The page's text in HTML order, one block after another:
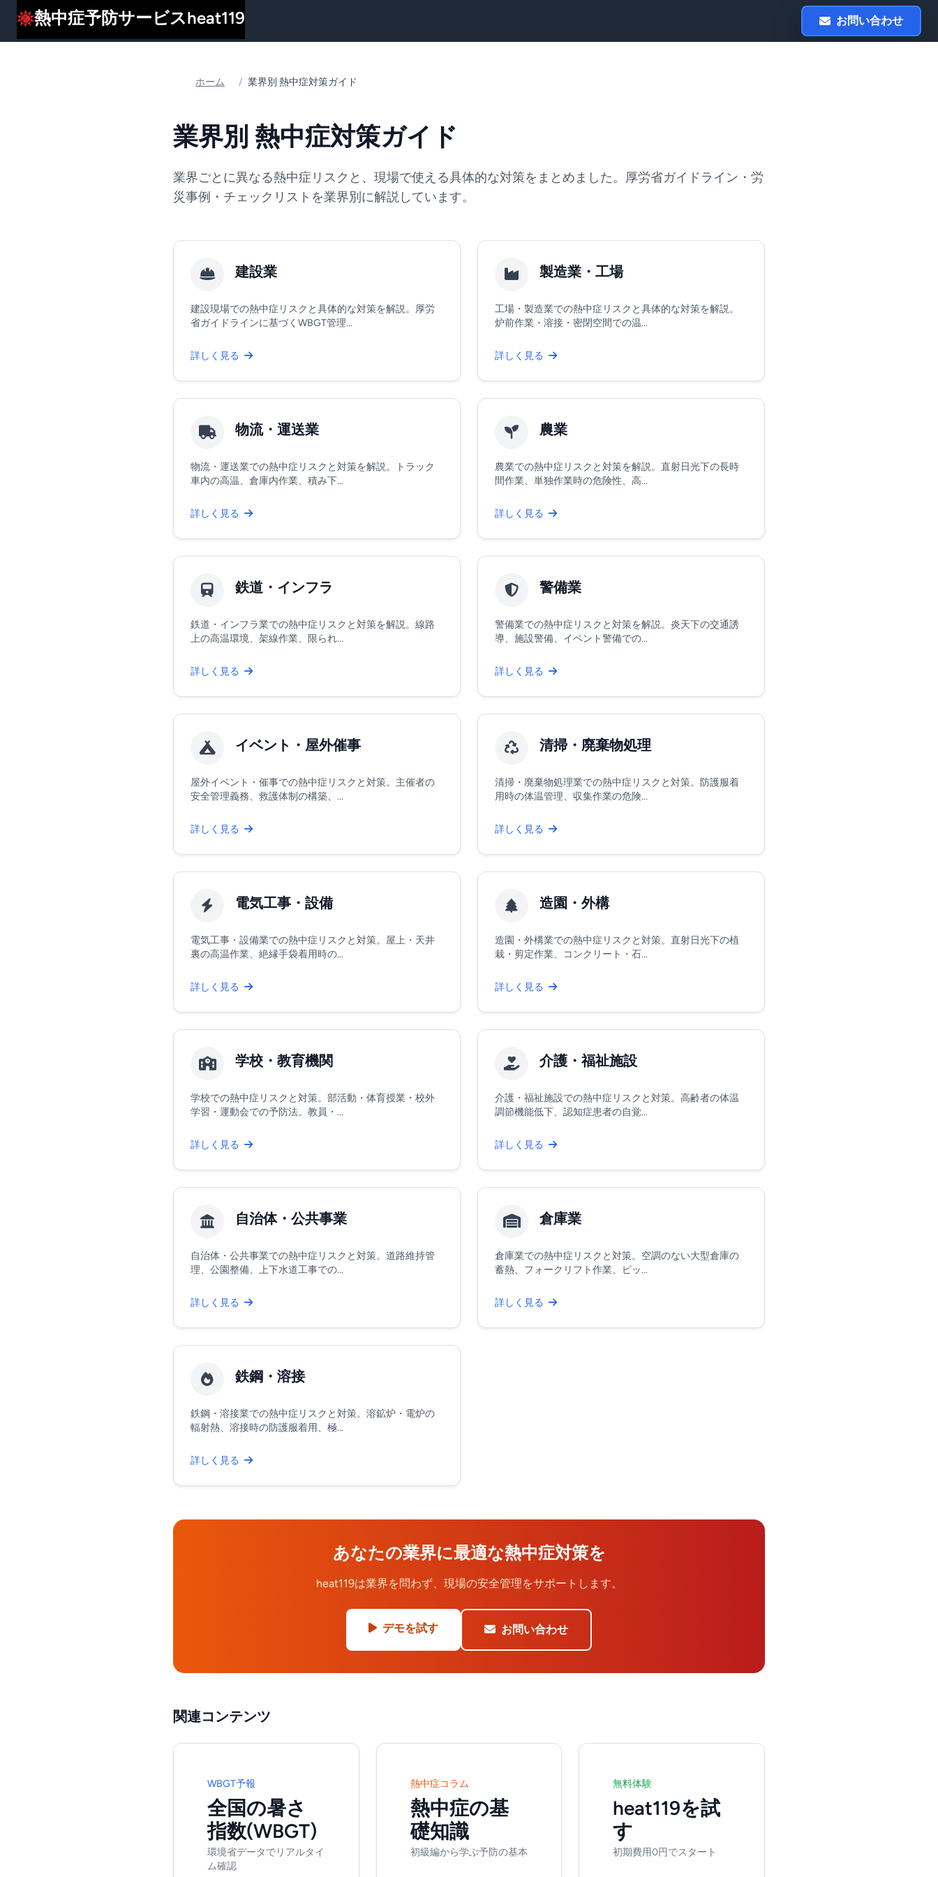
熱中症予防サービスheat119 お問い合わせ
ホーム / 業界別 熱中症対策ガイド
業界別 熱中症対策ガイド
業界ごとに異なる熱中症リスクと、現場で使える具体的な対策をまとめました。厚労省ガイドライン・労
災事例・チェックリストを業界別に解説しています。
建設業
建設現場での熱中症リスクと具体的な対策を解説。厚労
省ガイドラインに基づくWBGT管理...
詳しく見る
製造業・工場
工場・製造業での熱中症リスクと具体的な対策を解説。
炉前作業・溶接・密閉空間での温...
詳しく見る
物流・運送業
物流・運送業での熱中症リスクと対策を解説。トラック
車内の高温、倉庫内作業、積み下...
詳しく見る
農業
農業での熱中症リスクと対策を解説。直射日光下の長時
間作業、単独作業時の危険性、高...
詳しく見る
鉄道・インフラ
鉄道・インフラ業での熱中症リスクと対策を解説。線路
上の高温環境、架線作業、限られ...
詳しく見る
警備業
警備業での熱中症リスクと対策を解説。炎天下の交通誘
導、施設警備、イベント警備での...
詳しく見る
イベント・屋外催事
屋外イベント・催事での熱中症リスクと対策。主催者の
安全管理義務、救護体制の構築、...
詳しく見る
清掃・廃棄物処理
清掃・廃棄物処理業での熱中症リスクと対策。防護服着
用時の体温管理、収集作業の危険...
詳しく見る
電気工事・設備
電気工事・設備業での熱中症リスクと対策。屋上・天井
裏の高温作業、絶縁手袋着用時の...
詳しく見る
造園・外構
造園・外構業での熱中症リスクと対策。直射日光下の植
栽・剪定作業、コンクリート・石...
詳しく見る
学校・教育機関
学校での熱中症リスクと対策。部活動・体育授業・校外
学習・運動会での予防法。教員・...
詳しく見る
介護・福祉施設
介護・福祉施設での熱中症リスクと対策。高齢者の体温
調節機能低下、認知症患者の自覚...
詳しく見る
自治体・公共事業
自治体・公共事業での熱中症リスクと対策。道路維持管
理、公園整備、上下水道工事での...
詳しく見る
倉庫業
倉庫業での熱中症リスクと対策。空調のない大型倉庫の
蓄熱、フォークリフト作業、ピッ...
詳しく見る
鉄鋼・溶接
鉄鋼・溶接業での熱中症リスクと対策。溶鉱炉・電炉の
輻射熱、溶接時の防護服着用、極...
詳しく見る
あなたの業界に最適な熱中症対策を
heat119は業界を問わず、現場の安全管理をサポートします。
デモを試す お問い合わせ
関連コンテンツ
WBGT予報
全国の暑さ
指数(WBGT)
環境省データでリアルタイ
ム確認
熱中症コラム
熱中症の基
礎知識
初級編から学ぶ予防の基本
無料体験
heat119を試
す
初期費用0円でスタート